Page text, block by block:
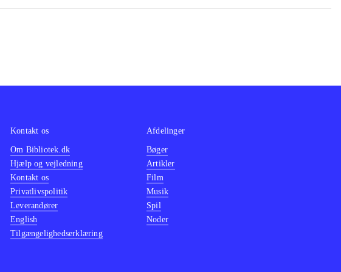
Kontakt os
Om Bibliotek.dk
Hjælp og vejledning
Kontakt os
Privatlivspolitik
Leverandører
English
Tilgængelighedserklæring
Afdelinger
Bøger
Artikler
Film
Musik
Spil
Noder